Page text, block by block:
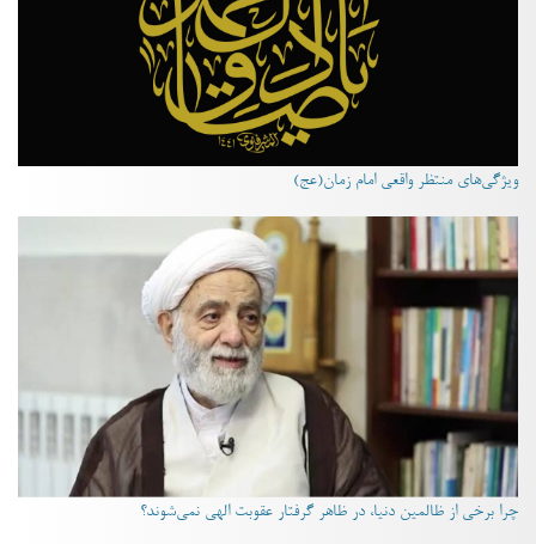
ویژگی‌های منتظر واقعی امام زمان(عج)
چرا برخی از ظالمین دنیا، در ظاهر گرفتار عقوبت الهی نمی‌شوند؟